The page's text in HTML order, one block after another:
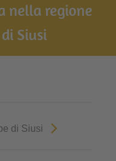
nella regione
Siusi
di Siusi